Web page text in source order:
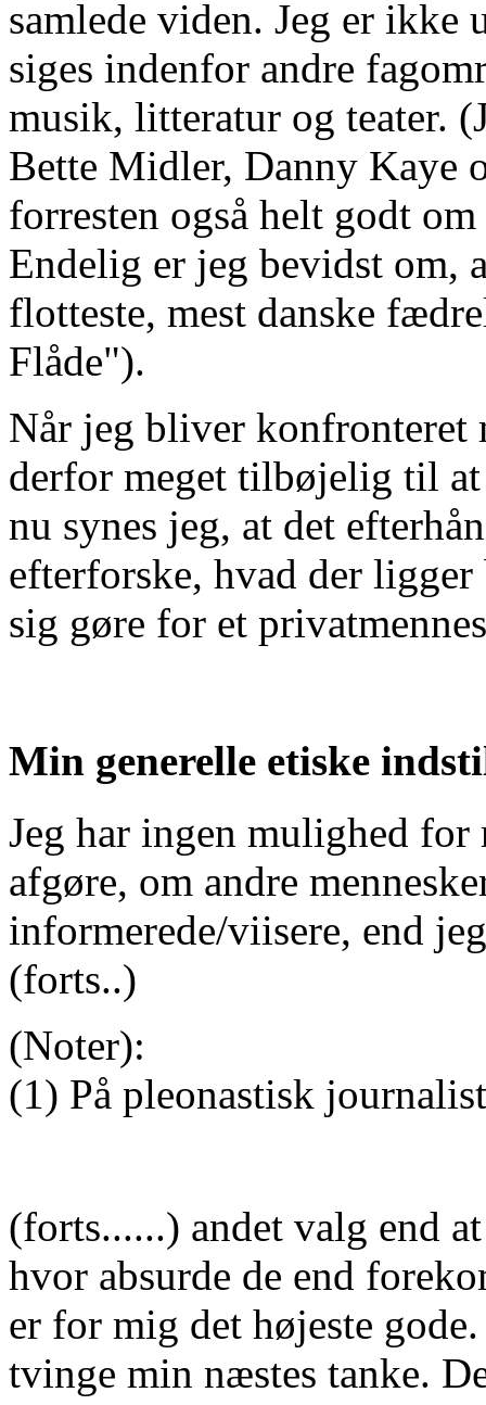
samlede viden. Jeg er ikke
siges indenfor andre
musik, litteratur og teater.
Bette Midler, Danny Kaye
forresten også helt godt
Endelig er jeg bevidst om,
flotteste, mest danske
Flåde").
Når jeg bliver konfronteret
derfor meget tilbøjelig til
nu synes jeg, at det
efterforske, hvad der ligger
sig gøre for et
Min generelle etiske
Jeg har ingen mulighed
afgøre, om andre
informerede/viisere, end
(forts..)
(Noter):
(1) På pleonastisk
(forts......) andet valg end
hvor absurde de end
er for mig det højeste
tvinge min næstes tanke.